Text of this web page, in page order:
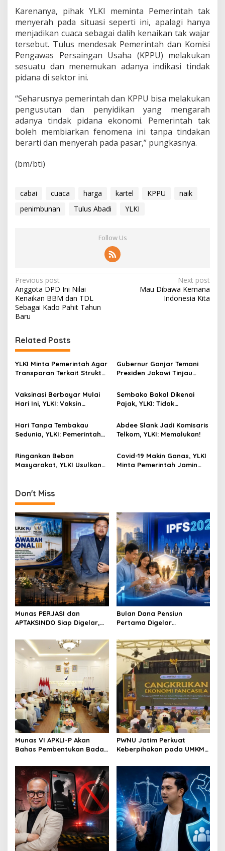
o
n
j
a
k
y
a
r
a
C
a
b
Karenanya, pihak YLKI meminta Pemerintah tak
menyerah pada situasi seperti ini, apalagi hanya
menjadikan cuaca sebagai dalih kenaikan tak wajar
tersebut. Tulus mendesak Pemerintah dan Komisi
Pengawas Persaingan Usaha (KPPU) melakukan
sesuatu dan menemukan adanya indikasi tindak
pidana di sektor ini.
“Seharusnya pemerintah dan KPPU bisa melakukan
pengusutan dan penyidikan yang mengarah
adanya tindak pidana ekonomi. Pemerintah tak
boleh membiarkan fenomena ini tanpa tindakan
berarti dan menyerah pada pasar,” pungkasnya.
(bm/bti)
cabai cuaca harga kartel KPPU
naik
penimbunan
Tulus Abadi YLKI
Follow Us
P
o
s
n
a
v
g
a
t
i
o
n
Previous post
Anggota DPD Ini Nilai
Kenaikan BBM dan TDL
Sebagai Kado Pahit Tahun
Baru
Next post
Mau Dibawa Kemana
Indonesia Kita
Related Posts
YLKI Minta Pemerintah Agar
Transparan Terkait Struktur
Gubernur Ganjar Temani
Presiden Jokowi Tinjau
Klaten
Vaksinasi Berbayar Mulai
Hari Ini, YLKI: Vaksin
Sembako Bakal Dikenai
Pajak, YLKI: Tidak
Batalkan!
Hari Tanpa Tembakau
Sedunia, YLKI: Pemerintah
Covid-19 Sebagai
Momentum Bebas Bahaya
Rokok!
Abdee Slank Jadi Komisaris
Telkom, YLKI: Memalukan!
Ringankan Beban
Masyarakat, YLKI Usulkan
Covid-19 Makin Ganas, YLKI
Minta Pemerintah Jamin
Don't Miss
Munas PERJASI dan
APTAKSINDO Siap Digelar,
Revisi AD/ART
Bulan Dana Pensiun
Pertama Digelar
Perkuat Ekosistem Pensiun
Berkelanjutan
Munas VI APKLI-P Akan
Bahas Pembentukan Badan
Dinilai Penting Hadapi
Bonus Demografi
PWNU Jatim Perkuat
Keberpihakan pada UMKM